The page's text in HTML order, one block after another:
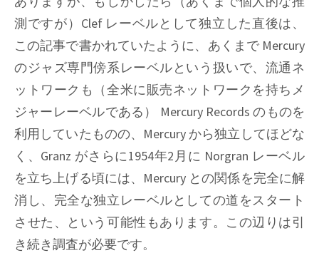
測ですが）Clef レーベルとして独立した直後は、
この記事で書かれていたように、あくまで Mercury
のジャズ専門傍系レーベルという扱いで、流通ネ
ットワークも（全米に販売ネットワークを持ちメ
ジャーレーベルである） Mercury Records のものを
利用していたものの、Mercury から独立してほどな
く、Granz がさらに1954年2月に Norgran レーベル
を立ち上げる頃には、Mercury との関係を完全に解
消し、完全な独立レーベルとしての道をスタート
させた、という可能性もあります。この辺りは引
き続き調査が必要です。